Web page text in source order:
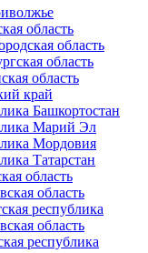
область
область
область
область
край
Башкортостан
Марий Эл
Мордовия
Татарстан
область
область
республика
область
республика